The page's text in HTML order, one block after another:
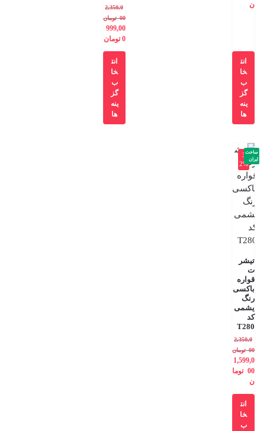
ن
انت
خا
ب
گز
ینه
ها
2,350,0
00 تومان
999,00
0 تومان
انت
خا
ب
گز
ینه
ها
-3
2%
تیشر
ت
قواره
باکسی
رنگ
یشمی
کد
T280
2,350,0
00 تومان
1,599,0
00 توما
ن
ساخت
ایران
انت
خا
ب